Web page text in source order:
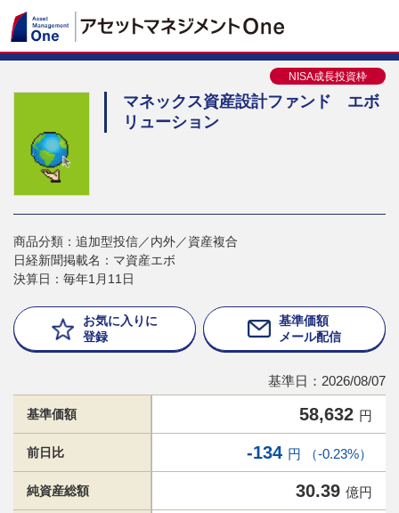
NISA成長投資枠
マネックス資産設計ファンド エボ
リューション
商品分類：追加型投信／内外／資産複合
日経新聞掲載名：マ資産エボ
決算日：毎年1月11日
お気に入りに
登録
基準価額
メール配信
基準日：2026/08/07
基準価額 58,632 円
前日比 -134 円 （-0.23%）
純資産総額 30.39 億円